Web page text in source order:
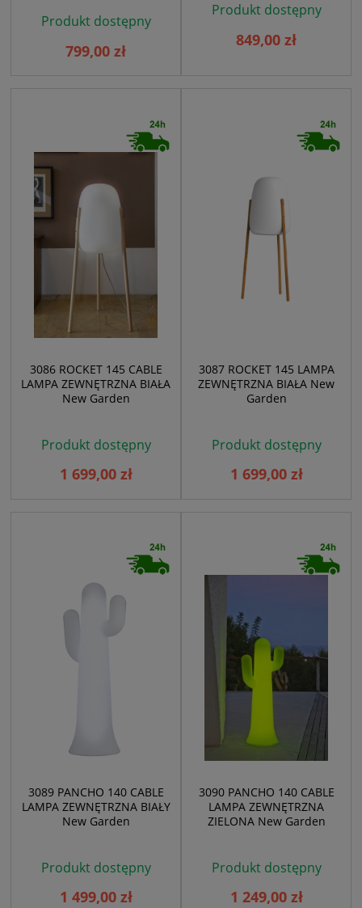
Produkt dostępny
799,00 zł
Produkt dostępny
849,00 zł
3086 ROCKET 145 CABLE
LAMPA ZEWNĘTRZNA BIAŁA
New Garden
Produkt dostępny
1 699,00 zł
3087 ROCKET 145 LAMPA
ZEWNĘTRZNA BIAŁA New
Garden
Produkt dostępny
1 699,00 zł
3089 PANCHO 140 CABLE
LAMPA ZEWNĘTRZNA BIAŁY
New Garden
Produkt dostępny
1 499,00 zł
3090 PANCHO 140 CABLE
LAMPA ZEWNĘTRZNA
ZIELONA New Garden
Produkt dostępny
1 249,00 zł